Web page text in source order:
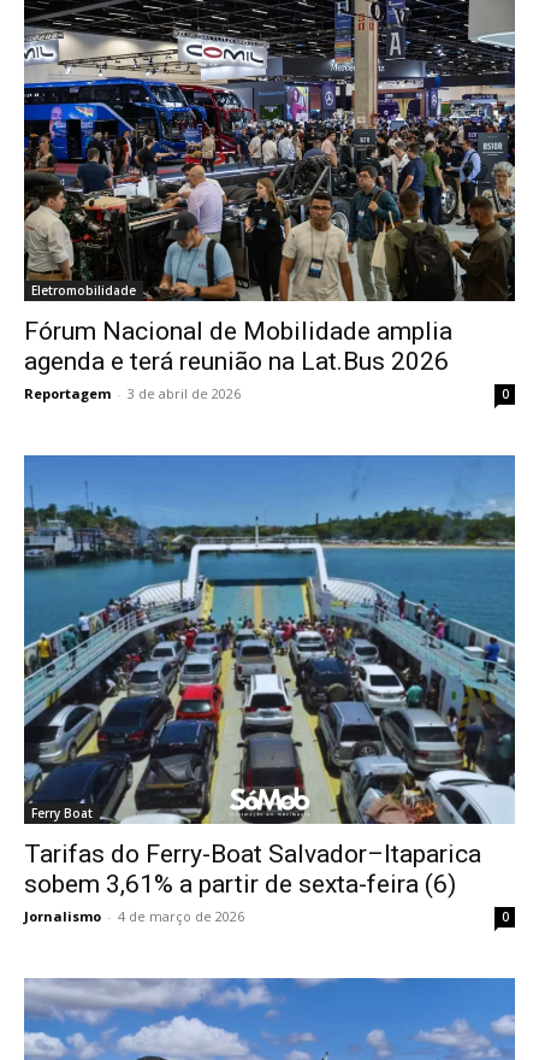
Eletromobilidade
Fórum Nacional de Mobilidade amplia
agenda e terá reunião na Lat.Bus 2026
Reportagem - 3 de abril de 2026 0
Ferry Boat
Tarifas do Ferry-Boat Salvador–Itaparica
sobem 3,61% a partir de sexta-feira (6)
Jornalismo - 4 de março de 2026 0